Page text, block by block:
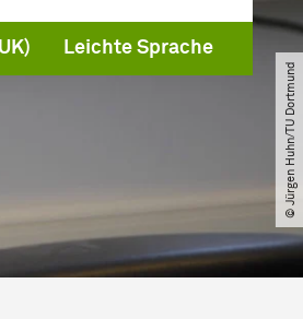
Leichte Sprache
© Jürgen Huhn​/​TU Dortmund